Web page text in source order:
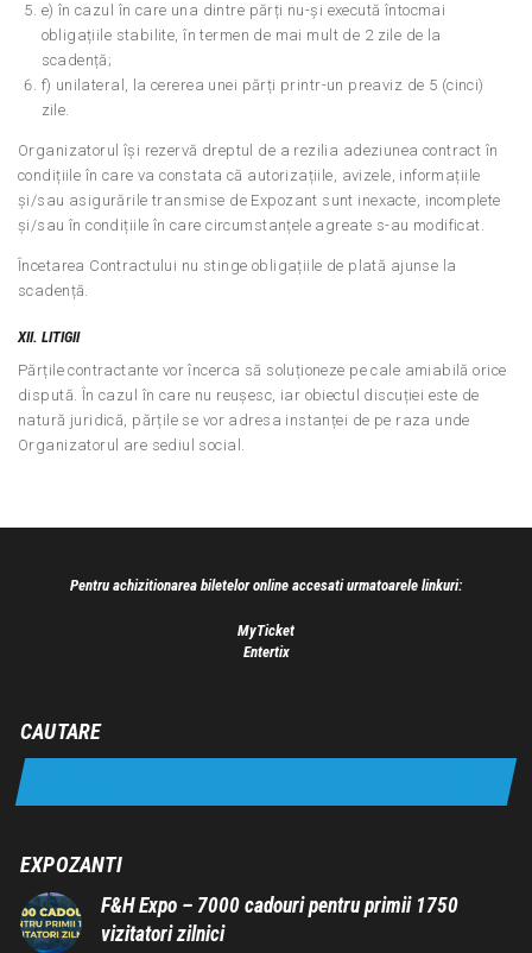
e) în cazul în care una dintre părți nu-și execută întocmai
obligațiile stabilite, în termen de mai mult de 2 zile de la
scadență;
f) unilateral, la cererea unei părți printr-un preaviz de 5 (cinci)
zile.
Organizatorul își rezervă dreptul de a rezilia adeziunea contract în
condițiile în care va constata că autorizațiile, avizele, informațiile
și/sau asigurările transmise de Expozant sunt inexacte, incomplete
și/sau în condițiile în care circumstanțele agreate s-au modificat.
Încetarea Contractului nu stinge obligațiile de plată ajunse la
scadență.
XII. LITIGII
Părțile contractante vor încerca să soluționeze pe cale amiabilă orice
dispută. În cazul în care nu reușesc, iar obiectul discuției este de
natură juridică, părțile se vor adresa instanței de pe raza unde
Organizatorul are sediul social.
Pentru achizitionarea biletelor online accesati urmatoarele linkuri:
MyTicket
Entertix
CAUTARE
EXPOZANTI
F&H Expo – 7000 cadouri pentru primii 1750
vizitatori zilnici